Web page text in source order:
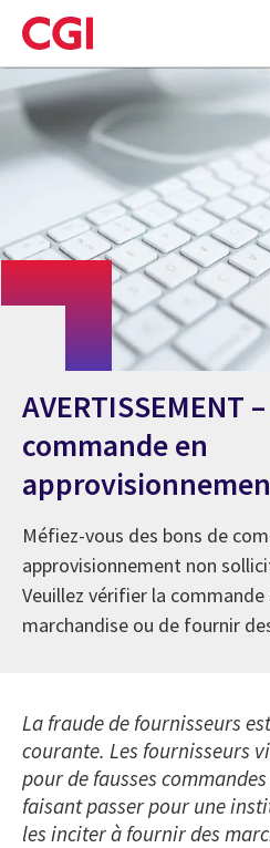
Skip
to
main
content
AVERTISSEMENT
commande en
Méfiez-vous des bons de
approvisionnement non
Veuillez vérifier la
marchandise ou de fournir
La fraude de fournisseurs
courante. Les fournisseurs
pour de fausses
faisant passer pour une
les inciter à fournir des